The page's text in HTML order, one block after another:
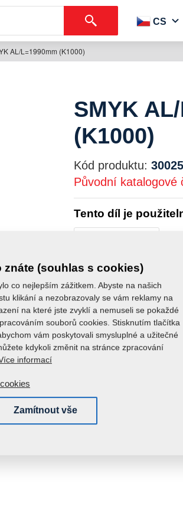
CS
AL/L=1990mm (K1000)
SMYK
(K1000)
Kód produktu:
Původní katalogové
Tento díl je
Hmotnost:
(souhlas s cookies)
co nejlepším zážitkem. Abyste na našich
klikání a nezobrazovaly se vám reklamy na
na které jste zvyklí a nemuseli se pokaždé
souborů cookies. Stisknutím tlačítka
vám poskytovali smysluplné a užitečné
kdykoli změnit na stránce zpracování
informací
Zamítnout vše